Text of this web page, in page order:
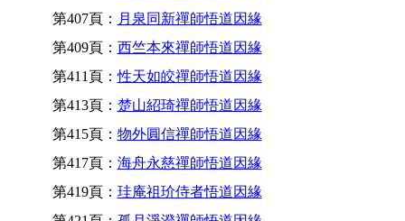
第407頁： 月泉同新禪師悟道因緣
第409頁： 西竺本來禪師悟道因緣
第411頁：性天如皎禪師悟道因緣
第413頁： 楚山紹琦禪師悟道因緣
第415頁： 物外圓信禪師悟道因緣
第417頁： 海舟永慈禪師悟道因緣
第419頁： 珪庵祖玠侍者悟道因緣